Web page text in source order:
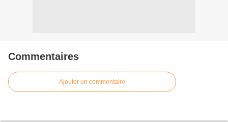
Commentaires
Ajouter un commentaire